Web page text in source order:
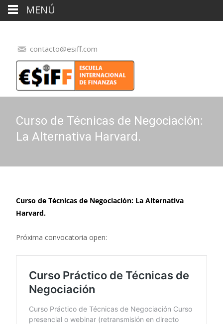
contacto@esiff.com
Curso de Técnicas de Negociación:
La Alternativa Harvard.
Curso de Técnicas de Negociación: La Alternativa
Harvard.
Próxima convocatoria open:
MENÚ